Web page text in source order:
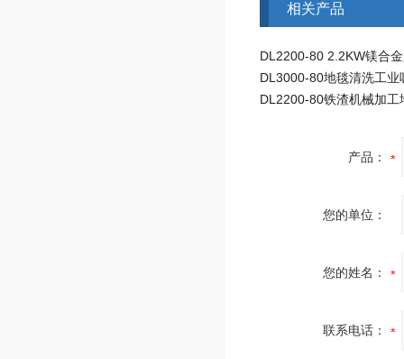
相关产品
DL3000-80地毯清洗工业
产品：
您的单位：
您的姓名：
联系电话：